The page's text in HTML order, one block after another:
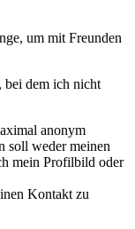
um mit Freunden
bei dem ich nicht
anonym
soll weder meinen
mein Profilbild oder
Kontakt zu